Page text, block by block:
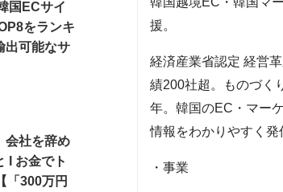
国ECサイ
をランキ
出可能なサ
会社を辞め
Ι お金でト
「300万円
援。
経済産業省認定 経営
績200社超。ものづく
年。韓国のEC・マー
情報をわかりやすく発
・事業